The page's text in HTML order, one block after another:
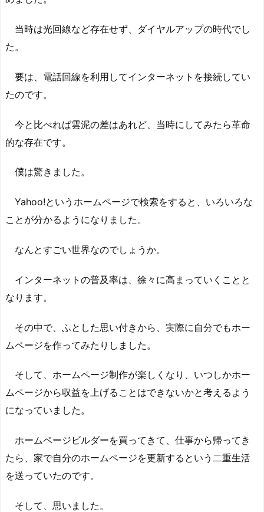
当時は光回線など存在せず、ダイヤルアップの時代でし
た。
要は、電話回線を利用してインターネットを接続してい
たのです。
今と比べれば雲泥の差はあれど、当時にしてみたら革命
的な存在です。
僕は驚きました。
Yahoo!というホームページで検索をすると、いろいろな
ことが分かるようになりました。
なんとすごい世界なのでしょうか。
インターネットの普及率は、徐々に高まっていくことと
なります。
その中で、ふとした思い付きから、実際に自分でもホー
ムページを作ってみたりしました。
そして、ホームページ制作が楽しくなり、いつしかホー
ムページから収益を上げることはできないかと考えるよう
になっていました。
ホームページビルダーを買ってきて、仕事から帰ってき
たら、家で自分のホームページを更新するという二重生活
を送っていたのです。
そして、思いました。